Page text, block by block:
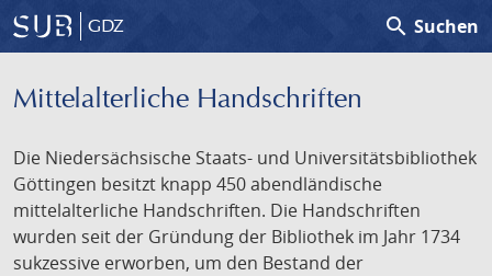
GDZ search Suchen
Mittelalterliche Handschriften
Die Niedersächsische Staats- und Universitätsbibliothek
Göttingen besitzt knapp 450 abendländische
mittelalterliche Handschriften. Die Handschriften
wurden seit der Gründung der Bibliothek im Jahr 1734
sukzessive erworben, um den Bestand der